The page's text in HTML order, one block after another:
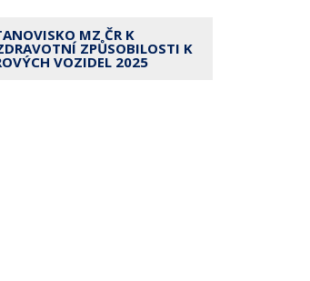
MZ ČR K
ZPŮSOBILOSTI K
VOZIDEL 2025